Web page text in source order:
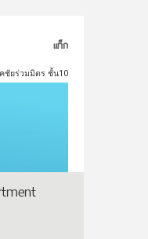
แท็ก
ชัยร่วมมิตร ชั้น10